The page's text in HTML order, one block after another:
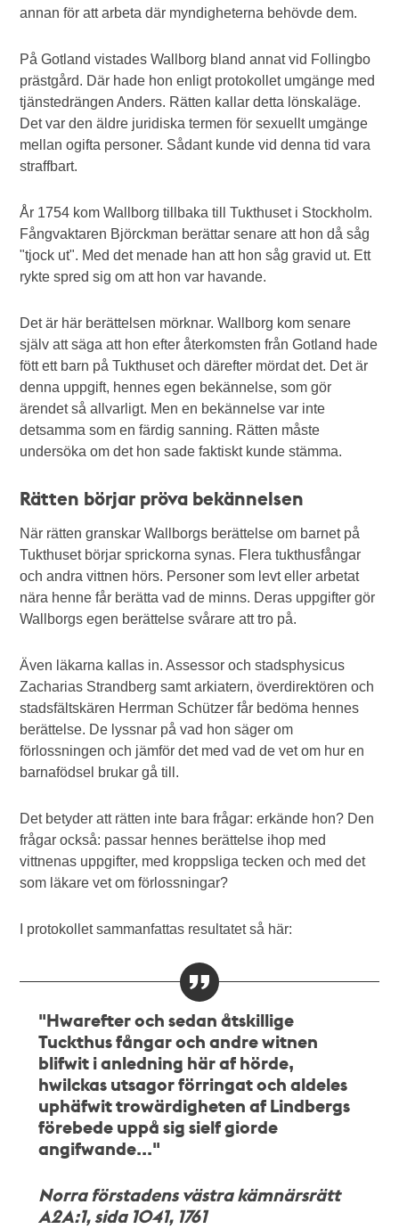
annan för att arbeta där myndigheterna behövde dem.
På Gotland vistades Wallborg bland annat vid Follingbo
prästgård. Där hade hon enligt protokollet umgänge med
tjänstedrängen Anders. Rätten kallar detta lönskaläge.
Det var den äldre juridiska termen för sexuellt umgänge
mellan ogifta personer. Sådant kunde vid denna tid vara
straffbart.
År 1754 kom Wallborg tillbaka till Tukthuset i Stockholm.
Fångvaktaren Björckman berättar senare att hon då såg
"tjock ut". Med det menade han att hon såg gravid ut. Ett
rykte spred sig om att hon var havande.
Det är här berättelsen mörknar. Wallborg kom senare
själv att säga att hon efter återkomsten från Gotland hade
fött ett barn på Tukthuset och därefter mördat det. Det är
denna uppgift, hennes egen bekännelse, som gör
ärendet så allvarligt. Men en bekännelse var inte
detsamma som en färdig sanning. Rätten måste
undersöka om det hon sade faktiskt kunde stämma.
Rätten börjar pröva bekännelsen
När rätten granskar Wallborgs berättelse om barnet på
Tukthuset börjar sprickorna synas. Flera tukthusfångar
och andra vittnen hörs. Personer som levt eller arbetat
nära henne får berätta vad de minns. Deras uppgifter gör
Wallborgs egen berättelse svårare att tro på.
Även läkarna kallas in. Assessor och stadsphysicus
Zacharias Strandberg samt arkiatern, överdirektören och
stadsfältskären Herrman Schützer får bedöma hennes
berättelse. De lyssnar på vad hon säger om
förlossningen och jämför det med vad de vet om hur en
barnafödsel brukar gå till.
Det betyder att rätten inte bara frågar: erkände hon? Den
frågar också: passar hennes berättelse ihop med
vittnenas uppgifter, med kroppsliga tecken och med det
som läkare vet om förlossningar?
I protokollet sammanfattas resultatet så här:
"Hwarefter och sedan åtskillige
Tuckthus fångar och andre witnen
blifwit i anledning här af hörde,
hwilckas utsagor förringat och aldeles
uphäfwit trowärdigheten af Lindbergs
förebede uppå sig sielf giorde
angifwande..."
Norra förstadens västra kämnärsrätt
A2A:1, sida 1041, 1761